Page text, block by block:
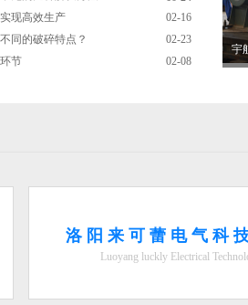
现高效生产
02-16
同的破碎特点？
02-23
节
02-08
宇
洛阳来可蕾电气科
Luoyang luckly Electrical